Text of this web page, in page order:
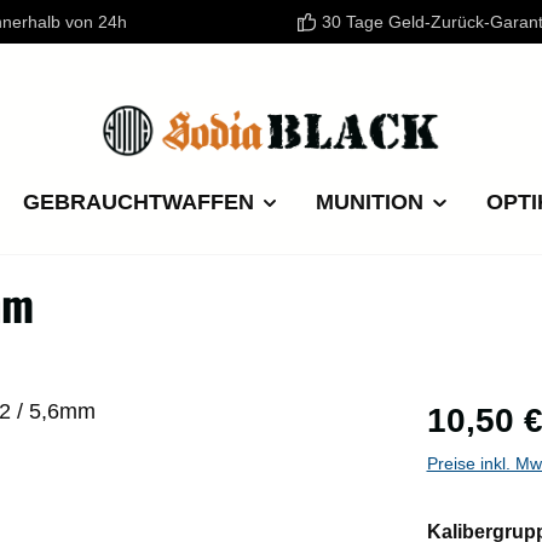
von 24h 30 Tage Geld-Zurück-
GEBRAUCHTWAFFEN MUNITION
Regulärer
10,50 €
Preise inkl.